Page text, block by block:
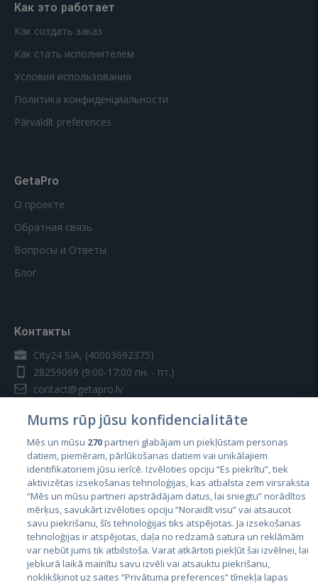
Как это работает
Как создать заказ
Как стать исполнителем
Условия использования
Политика конфиденциальности
Pārvaldīt preferences
GetaPro
О проекте
Обратная связь
Вопросы и Ответы
Блог
Контакты
City24 SIA, (40003692375)
28259069 (9:00-17:00 пн. - пт.)
contact@getapro.lv
Страны
Эстония
Латвия
Литва
Mums rūp jūsu konfidencialitāte
Mēs un mūsu 270partneri glabājam un piekļūstam personas
datiem, piemēram, pārlūkošanas datiem vai unikālajiem
identifikatoriem jūsu ierīcē. Izvēloties opciju “Es piekrītu”, tiek
aktivizētas izsekošanas tehnoloģijas, kas atbalsta zem virsraksta
“Mēs un mūsu partneri apstrādājam datus, lai sniegtu” norādītos
mērķus, savukārt izvēloties opciju “Noraidīt visu” vai atsaucot
savu piekrišanu, šīs tehnoloģijas tiks atspējotas. Ja izsekošanas
tehnoloģijas ir atspējotas, daļa no redzamā satura un reklāmām
var nebūt jums tik atbilstoša. Varat atkārtoti piekļūt šai izvēlnei, lai
jebkurā laikā mainītu savu izvēli vai atsauktu piekrišanu,
noklikšķinot uz saites “Privātuma preferences” tīmekļa lapas